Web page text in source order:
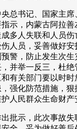
总书记、国家主
示，内蒙古阿拉善
多人失联和人员
人员，妥善做好
警，防止发生次
并举一反三，杜
有关部门要以时
强化防范措施，
人民群众生命财产
批示，此次事故